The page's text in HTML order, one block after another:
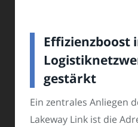
Effizienzboost
gestärkt
Ein zentrales Anliegen
Lakeway Link ist die